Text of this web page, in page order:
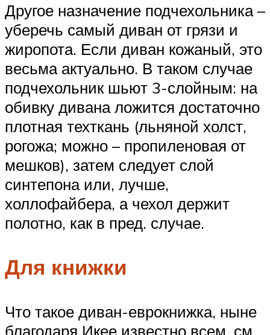
Другое назначение подчехольника –
уберечь самый диван от грязи и
жиропота. Если диван кожаный, это
весьма актуально. В таком случае
подчехольник шьют 3-слойным: на
обивку дивана ложится достаточно
плотная техткань (льняной холст,
рогожа; можно – пропиленовая от
мешков), затем следует слой
синтепона или, лучше,
холлофайбера, а чехол держит
полотно, как в пред. случае.
Для книжки
Что такое диван-еврокнижка, ныне
благодаря Икее известно всем, см.